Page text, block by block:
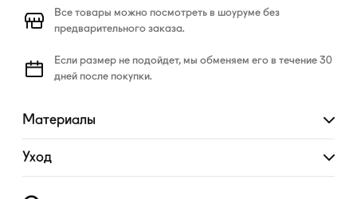
Все товары можно посмотреть в шоуруме без
предварительного заказа.
Если размер не подойдет, мы обменяем его в течение 30
дней после покупки.
Материалы
Развернуть
Уход
Развернуть